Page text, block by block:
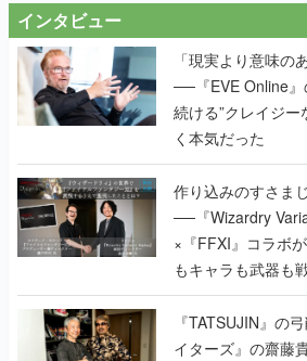
インタビュー
「現実より意味の
──『EVE Online
続ける”クレイジー
く本気だった
作り込みのすさま
──『Wizardry
×『FFXI』コラボ
もキャラも武器も
で作り込まれた理
く
『TATSUJIN』の
イターズ』の齋藤